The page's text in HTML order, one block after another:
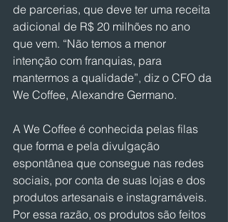
de parcerias, que deve ter uma receita
adicional de R$ 20 milhões no ano
que vem. “Não temos a menor
intenção com franquias, para
mantermos a qualidade”, diz o CFO da
We Coffee, Alexandre Germano.
A We Coffee é conhecida pelas filas
que forma e pela divulgação
espontânea que consegue nas redes
sociais, por conta de suas lojas e dos
produtos artesanais e instagramáveis.
Por essa razão, os produtos são feitos